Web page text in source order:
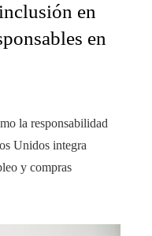
en
en
la responsabilidad
Unidos integra
y compras